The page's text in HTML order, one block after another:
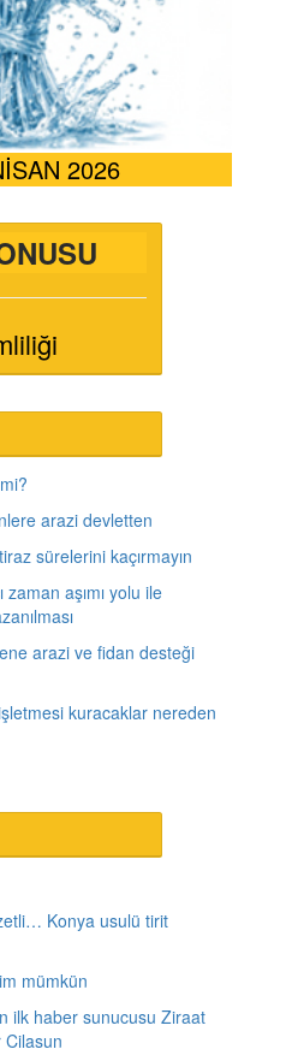
2026
arazi devletten
sürelerini kaçırmayın
aşımı yolu ile
arazi ve fidan desteği
kuracaklar nereden
Konya usulü tirit
mümkün
ilk haber sunucusu Ziraat